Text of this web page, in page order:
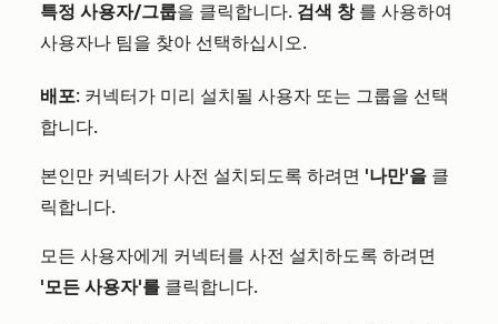
특정 사용자/그룹을 클릭합니다. 검색 창 를 사용하여
사용자나 팀을 찾아 선택하십시오.
배포: 커넥터가 미리 설치될 사용자 또는 그룹을 선택
합니다.
본인만 커넥터가 사전 설치되도록 하려면 '나만'을 클
릭합니다.
모든 사용자에게 커넥터를 사전 설치하도록 하려면
'모든 사용자'를 클릭합니다.